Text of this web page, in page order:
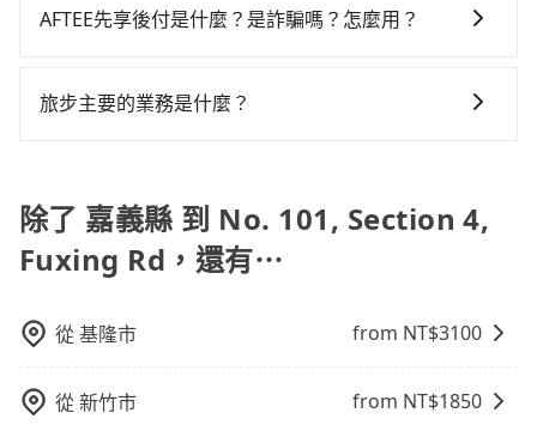
擔50元車資，而且更會額外浪費68分鐘在轉乘與等車
50%的交通費用。
樂透一樣。另外，偶爾也會遇到明明已經預約了時間但
就有不小的風險。最後，雖然路邊隨租隨還看似方便，
可省$1,400。
車。 時間：需在特定時間到達目的地可選包車或計程
則可搭乘大眾運輸。
賓來訪、寵物檢疫、預約叫車、機場接送、定期洗腎、
出車。如需公司報帳打統編，在結帳時可以受理，並於
更具彈性的取消服務，優質且專業的服務品質，能夠為
AFTEE先享後付是什麼？是詐騙嗎？怎麼用？
新的「先享受後付款」消費金融服務。只需提供手機號
旅步主要的業務是什麼？
格試算，價格清楚透明且沒有隱藏費用。
除了 嘉義縣 到 No. 101, Section 4,
Fuxing Rd，還有⋯
從基隆市 from NT$3100
從新竹市 from NT$1850